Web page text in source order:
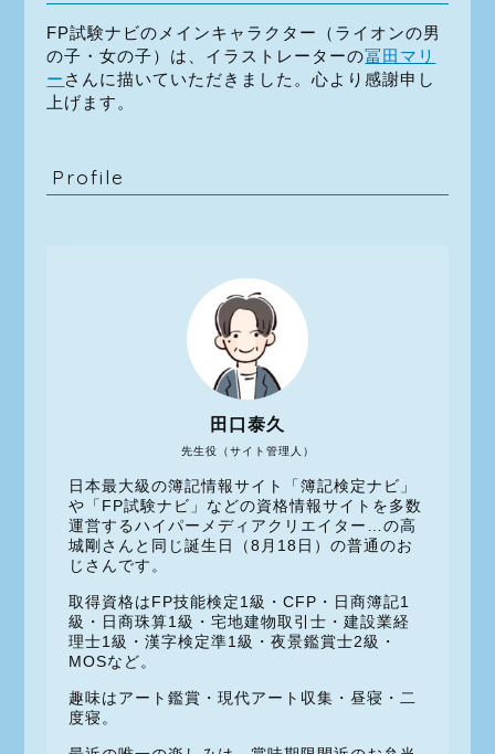
FP試験ナビのメインキャラクター（ライオンの男
の子・女の子）は、イラストレーターの冨田マリ
ー さんに描いていただきました。心より感謝申し
上げます。
Profile
先生役（サイト管理人）
田口泰久
日本最大級の簿記情報サイト「簿記検定ナビ」
や「FP試験ナビ」などの資格情報サイトを多数
運営するハイパーメディアクリエイター…の高
城剛さんと同じ誕生日（8月18日）の普通のお
じさんです。
取得資格はFP技能検定1級・CFP・日商簿記1
級・日商珠算1級・宅地建物取引士・建設業経
理士1級・漢字検定準1級・夜景鑑賞士2級・
MOSなど。
趣味はアート鑑賞・現代アート収集・昼寝・二
度寝。